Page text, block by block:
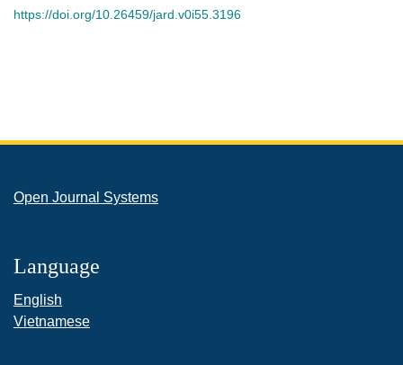
https://doi.org/10.26459/jard.v0i55.3196
Open Journal Systems
Language
English
Vietnamese